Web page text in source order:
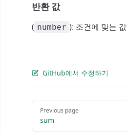
반환 값
( number ): 조건에 맞는
GitHub에서 수정하기
Pager
Previous page
sum